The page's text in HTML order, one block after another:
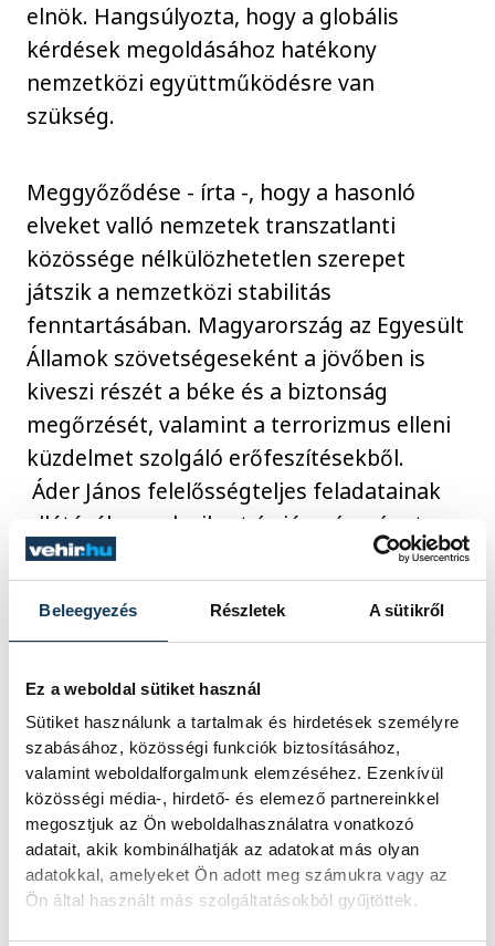
Beleegyezés Részletek A sütikről
Ez a weboldal sütiket használ
Sütiket használunk a tartalmak és hirdetések személyre
szabásához, közösségi funkciók biztosításához,
valamint weboldalforgalmunk elemzéséhez. Ezenkívül
közösségi média-, hirdető- és elemező partnereinkkel
megosztjuk az Ön weboldalhasználatra vonatkozó
adatait, akik kombinálhatják az adatokat más olyan
adatokkal, amelyeket Ön adott meg számukra vagy az
Ön által használt más szolgáltatásokból gyűjtöttek.
elnök. Hangsúlyozta, hogy a globális
kérdések megoldásához hatékony
nemzetközi együttműködésre van
szükség.
Meggyőződése - írta -, hogy a hasonló
elveket valló nemzetek transzatlanti
közössége nélkülözhetetlen szerepet
játszik a nemzetközi stabilitás
fenntartásában. Magyarország az Egyesült
Államok szövetségeseként a jövőben is
kiveszi részét a béke és a biztonság
megőrzését, valamint a terrorizmus elleni
küzdelmet szolgáló erőfeszítésekből.
Áder János felelősségteljes feladatainak
ellátásához sok sikert és jó egészséget
kívánt Joe Bidennek.
SZERZŐ
vehir.hu